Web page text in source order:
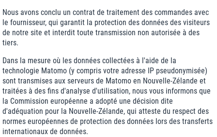
Nous avons conclu un contrat de traitement des commandes avec
le fournisseur, qui garantit la protection des données des visiteurs
de notre site et interdit toute transmission non autorisée à des
tiers.
Dans la mesure où les données collectées à l'aide de la
technologie Matomo (y compris votre adresse IP pseudonymisée)
sont transmises aux serveurs de Matomo en Nouvelle-Zélande et
traitées à des fins d'analyse d'utilisation, nous vous informons que
la Commission européenne a adopté une décision dite
d'adéquation pour la Nouvelle-Zélande, qui atteste du respect des
normes européennes de protection des données lors des transferts
internationaux de données.